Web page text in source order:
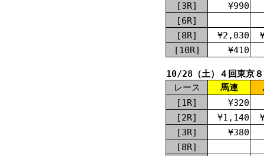
[3R]
¥990
[6R]
[8R]
¥2,030
[10R]
¥410
10/28（土）４回東京
レース
馬連
[1R]
¥320
[2R]
¥1,140
[3R]
¥380
[8R]